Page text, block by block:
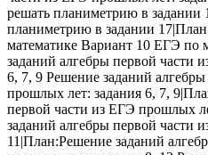
решать планиметрию в задании
планиметрию в задании
математике Вариант 10 ЕГЭ по
заданий алгебры первой части
6, 7, 9 Решение заданий
прошлых лет: задания 6, 7,
первой части из ЕГЭ прошлых
заданий алгебры первой части
11|План:Решение заданий